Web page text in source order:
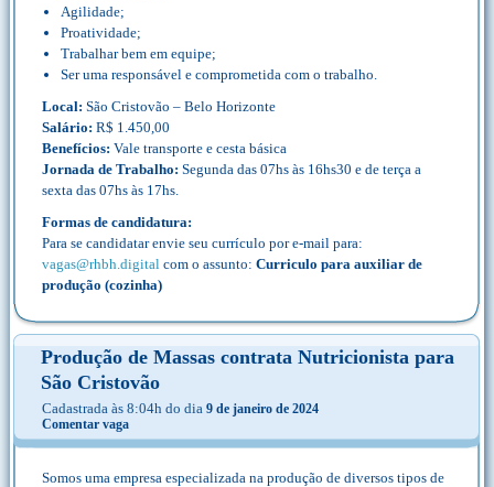
Agilidade;
Proatividade;
Trabalhar bem em equipe;
Ser uma responsável e comprometida com o trabalho.
Local: São Cristovão – Belo Horizonte
Salário: R$ 1.450,00
Benefícios: Vale transporte e cesta básica
Jornada de Trabalho: Segunda das 07hs às 16hs30 e de terça a
sexta das 07hs às 17hs.
Formas de candidatura:
Para se candidatar envie seu currículo por e-mail para:
vagas@rhbh.digital com o assunto: Curriculo para auxiliar de
produção (cozinha)
Produção de Massas contrata Nutricionista para
São Cristovão
Cadastrada às 8:04h do dia 9 de janeiro de 2024
Comentar vaga
Somos uma empresa especializada na produção de diversos tipos de